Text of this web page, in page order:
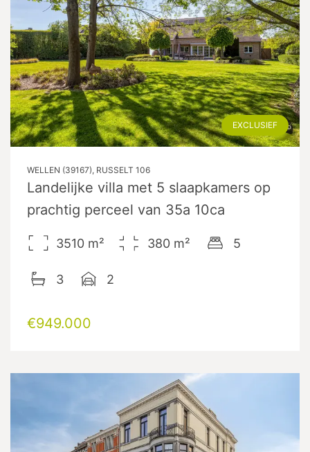
EXCLUSIEF
WELLEN (39167), RUSSELT 106
Landelijke villa met 5 slaapkamers op
prachtig perceel van 35a 10ca
3510 m² 380 m² 5
3 2
€949.000